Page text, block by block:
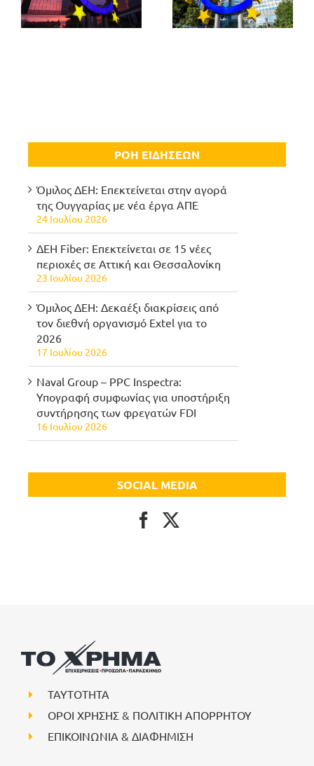
ΡΟΗ ΕΙΔΗΣΕΩΝ
Όμιλος ΔΕΗ: Επεκτείνεται στην αγορά
της Ουγγαρίας με νέα έργα ΑΠΕ
24 Ιουλίου 2026
ΔΕΗ Fiber: Επεκτείνεται σε 15 νέες
περιοχές σε Αττική και Θεσσαλονίκη
23 Ιουλίου 2026
Όμιλος ΔΕΗ: Δεκαέξι διακρίσεις από
τον διεθνή οργανισμό Extel για το
2026
17 Ιουλίου 2026
Naval Group – PPC Inspectra:
Υπογραφή συμφωνίας για υποστήριξη
συντήρησης των φρεγατών FDI
16 Ιουλίου 2026
SOCIAL MEDIA
ΤΑΥΤΟΤΗΤΑ
ΟΡΟΙ ΧΡΗΣΗΣ & ΠΟΛΙΤΙΚΗ ΑΠΟΡΡΗΤΟΥ
ΕΠΙΚΟΙΝΩΝΙΑ & ΔΙΑΦΗΜΙΣΗ